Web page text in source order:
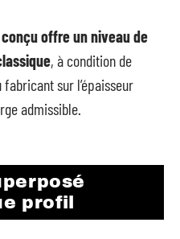
offre un niveau de
, à condition de
sur l’épaisseur
admissible.
profil